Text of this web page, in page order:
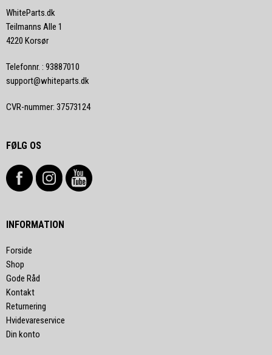
WhiteParts.dk
Teilmanns Alle 1
4220 Korsør
Telefonnr. : 93887010
support@whiteparts.dk
CVR-nummer: 37573124
FØLG OS
INFORMATION
Forside
Shop
Gode Råd
Kontakt
Returnering
Hvidevareservice
Din konto